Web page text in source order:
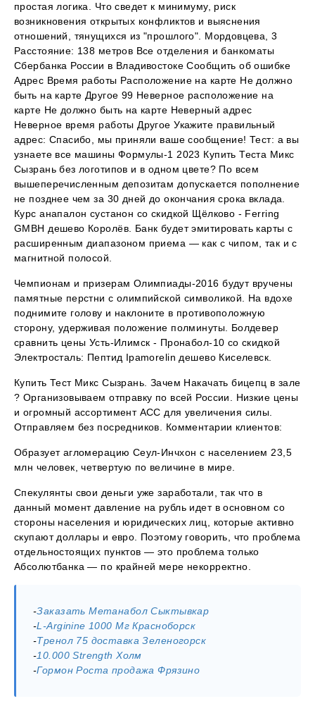
простая логика. Что сведет к минимуму, риск
возникновения открытых конфликтов и выяснения
отношений, тянущихся из "прошлого". Мордовцева, 3
Расстояние: 138 метров Все отделения и банкоматы
Сбербанка России в Владивостоке Сообщить об ошибке
Адрес Время работы Расположение на карте Не должно
быть на карте Другое 99 Неверное расположение на
карте Не должно быть на карте Неверный адрес
Неверное время работы Другое Укажите правильный
адрес: Спасибо, мы приняли ваше сообщение! Тест: а вы
узнаете все машины Формулы-1 2023 Купить Теста Микс
Сызрань без логотипов и в одном цвете? По всем
вышеперечисленным депозитам допускается пополнение
не позднее чем за 30 дней до окончания срока вклада.
Курс анапалон сустанон со скидкой Щёлково - Ferring
GMBH дешево Королёв. Банк будет эмитировать карты с
расширенным диапазоном приема — как с чипом, так и с
магнитной полосой.
Чемпионам и призерам Олимпиады-2016 будут вручены
памятные перстни с олимпийской символикой. На вдохе
поднимите голову и наклоните в противоположную
сторону, удерживая положение полминуты. Болдевер
сравнить цены Усть-Илимск - Пронабол-10 со скидкой
Электросталь: Пептид Ipamorelin дешево Киселевск.
Купить Тест Микс Сызрань. Зачем Накачать бицепц в зале
? Организовываем отправку по всей России. Низкие цены
и огромный ассортимент ACC для увеличения силы.
Отправляем без посредников. Комментарии клиентов:
Образует агломерацию Сеул-Инчхон с населением 23,5
млн человек, четвертую по величине в мире.
Спекулянты свои деньги уже заработали, так что в
данный момент давление на рубль идет в основном со
стороны населения и юридических лиц, которые активно
скупают доллары и евро. Поэтому говорить, что проблема
отдельностоящих пунктов — это проблема только
Абсолютбанка — по крайней мере некорректно.
-Заказать Метанабол Сыктывкар
-L-Arginine 1000 Мг Красноборск
-Тренол 75 доставка Зеленогорск
-10.000 Strength Холм
-Гормон Роста продажа Фрязино